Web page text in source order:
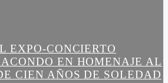
EXPO-CONCIERTO
EN HOMENAJE AL
CIEN AÑOS DE SOLEDAD